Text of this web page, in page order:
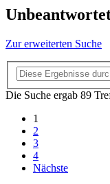
Zur erweiterten Suche
Die Suche ergab 89
1
2
3
4
Nächste